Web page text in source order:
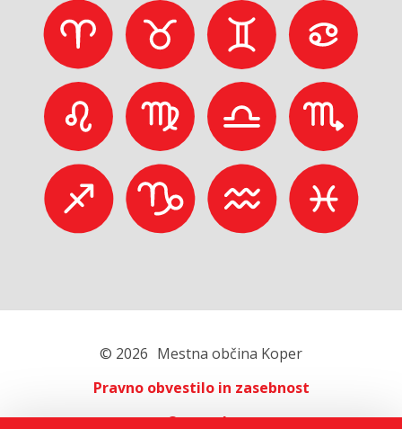
© 2026 Mestna občina Koper
Pravno obvestilo in zasebnost
O portalu